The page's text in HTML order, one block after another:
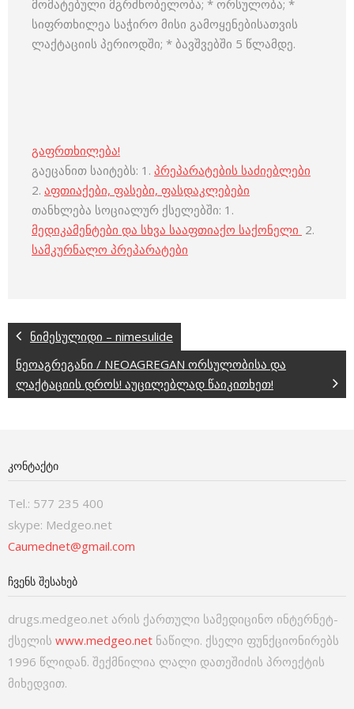
მომატებული მგრძნობელობა; * ორსულობა; *
სიფრთხილეა საჭირო მისი გამოყენებისათვის
ლაქტაციის პერიოდში; * ბავშვებში 5 წლამდე.
გაფრთხილება!
გაეცანით საიტებს: 1. პრეპარატების საძიებლები
2. აფთიაქები, ფასები, ფასდაკლებები
თანხლება სოციალურ ქსელებში: 1.
მედიკამენტები და სხვა სააფთიაქო საქონელი 2.
სამკურნალო პრეპარატები
ნიმესულიდი – nimesulide
ნეოაგრეგანი / NEOAGREGAN ორსულობისა და
ლაქტაციის დროს! აუცილებლად წაიკითხეთ!
ᲙᲝᲜᲢᲐᲥᲢᲘ
Tel.: 577 235 400
skype: Medgeo.net
Caumednet@gmail.com
ᲩᲕᲔᲜᲡ ᲨᲔᲡᲐᲮᲔᲑ
drugs.medgeo.net არის ქართული სამედიცინო ინტერნეტ-
ქსელის www.medgeo.net ნაწილი. ქსელი ფუნქციონირებს
1996 წლიდან. შექმნილია ლალი დათეშიძის პროექტის
მიხედვით.